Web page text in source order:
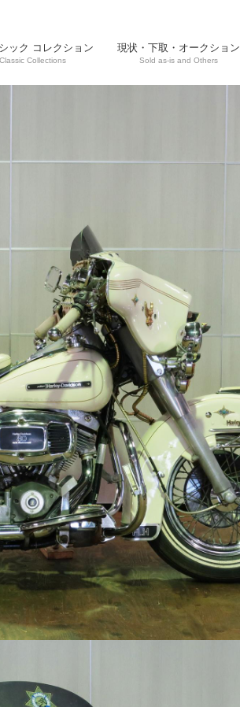
ック コレクション
Collections
現状・下取・オークション
Sold as-is and Others